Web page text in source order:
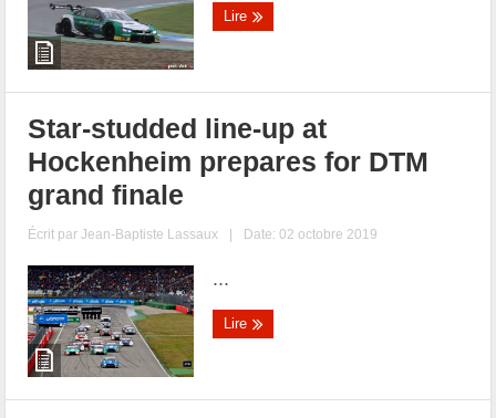
Lire
Star-studded line-up at
Hockenheim prepares for DTM
grand finale
Écrit parJean-Baptiste Lassaux | Date: 02 octobre 2019
...
Lire